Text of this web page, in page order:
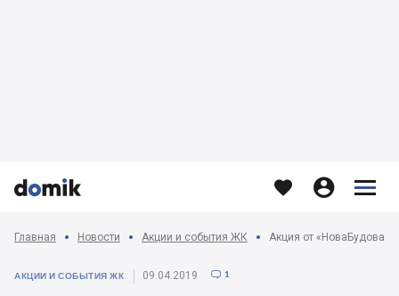


   


Главная Новости Акции и события ЖК
АКЦИИ И СОБЫТИЯ ЖК 09.04.2019  1